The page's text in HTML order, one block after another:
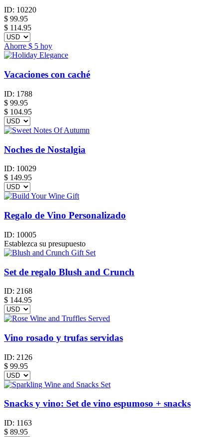
ID: 10220
$ 99.95
$ 114.95
Ahorre $ 5 hoy
Vacaciones con caché
ID: 1788
$ 99.95
$ 104.95
Noches de Nostalgia
ID: 10029
$ 149.95
Regalo de Vino Personalizado
ID: 10005
Establezca su presupuesto
Set de regalo Blush and Crunch
ID: 2168
$ 144.95
Vino rosado y trufas servidas
ID: 2126
$ 99.95
Snacks y vino: Set de vino espumoso + snacks
ID: 1163
$ 89.95